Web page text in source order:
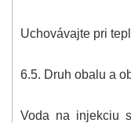
Uchovávajte pri
6.5. Druh obalu a
Voda na injekciu